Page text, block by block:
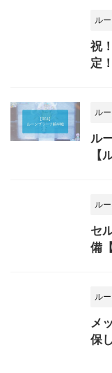
ル
祝
定！
ル
ル
【
ル
セ
備
ル
メ
保